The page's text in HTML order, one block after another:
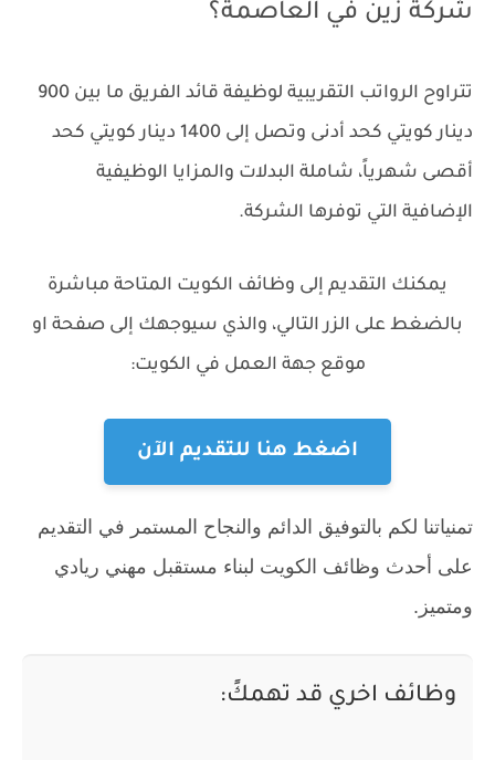
شركة زين في العاصمة؟
تتراوح الرواتب التقريبية لوظيفة قائد الفريق ما بين 900
دينار كويتي كحد أدنى وتصل إلى 1400 دينار كويتي كحد
أقصى شهرياً، شاملة البدلات والمزايا الوظيفية
الإضافية التي توفرها الشركة.
يمكنك التقديم إلى وظائف الكويت المتاحة مباشرة
بالضغط على الزر التالي، والذي سيوجهك إلى صفحة او
موقع جهة العمل في الكويت:
اضغط هنا للتقديم الآن
تمنياتنا لكم بالتوفيق الدائم والنجاح المستمر في التقديم
على أحدث وظائف الكويت لبناء مستقبل مهني ريادي
ومتميز.
وظائف اخري قد تهمكً: